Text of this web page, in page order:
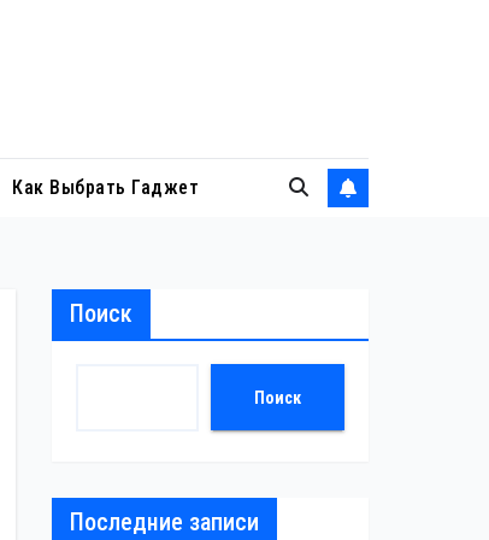
Как Выбрать Гаджет
Поиск
Поиск
Последние записи